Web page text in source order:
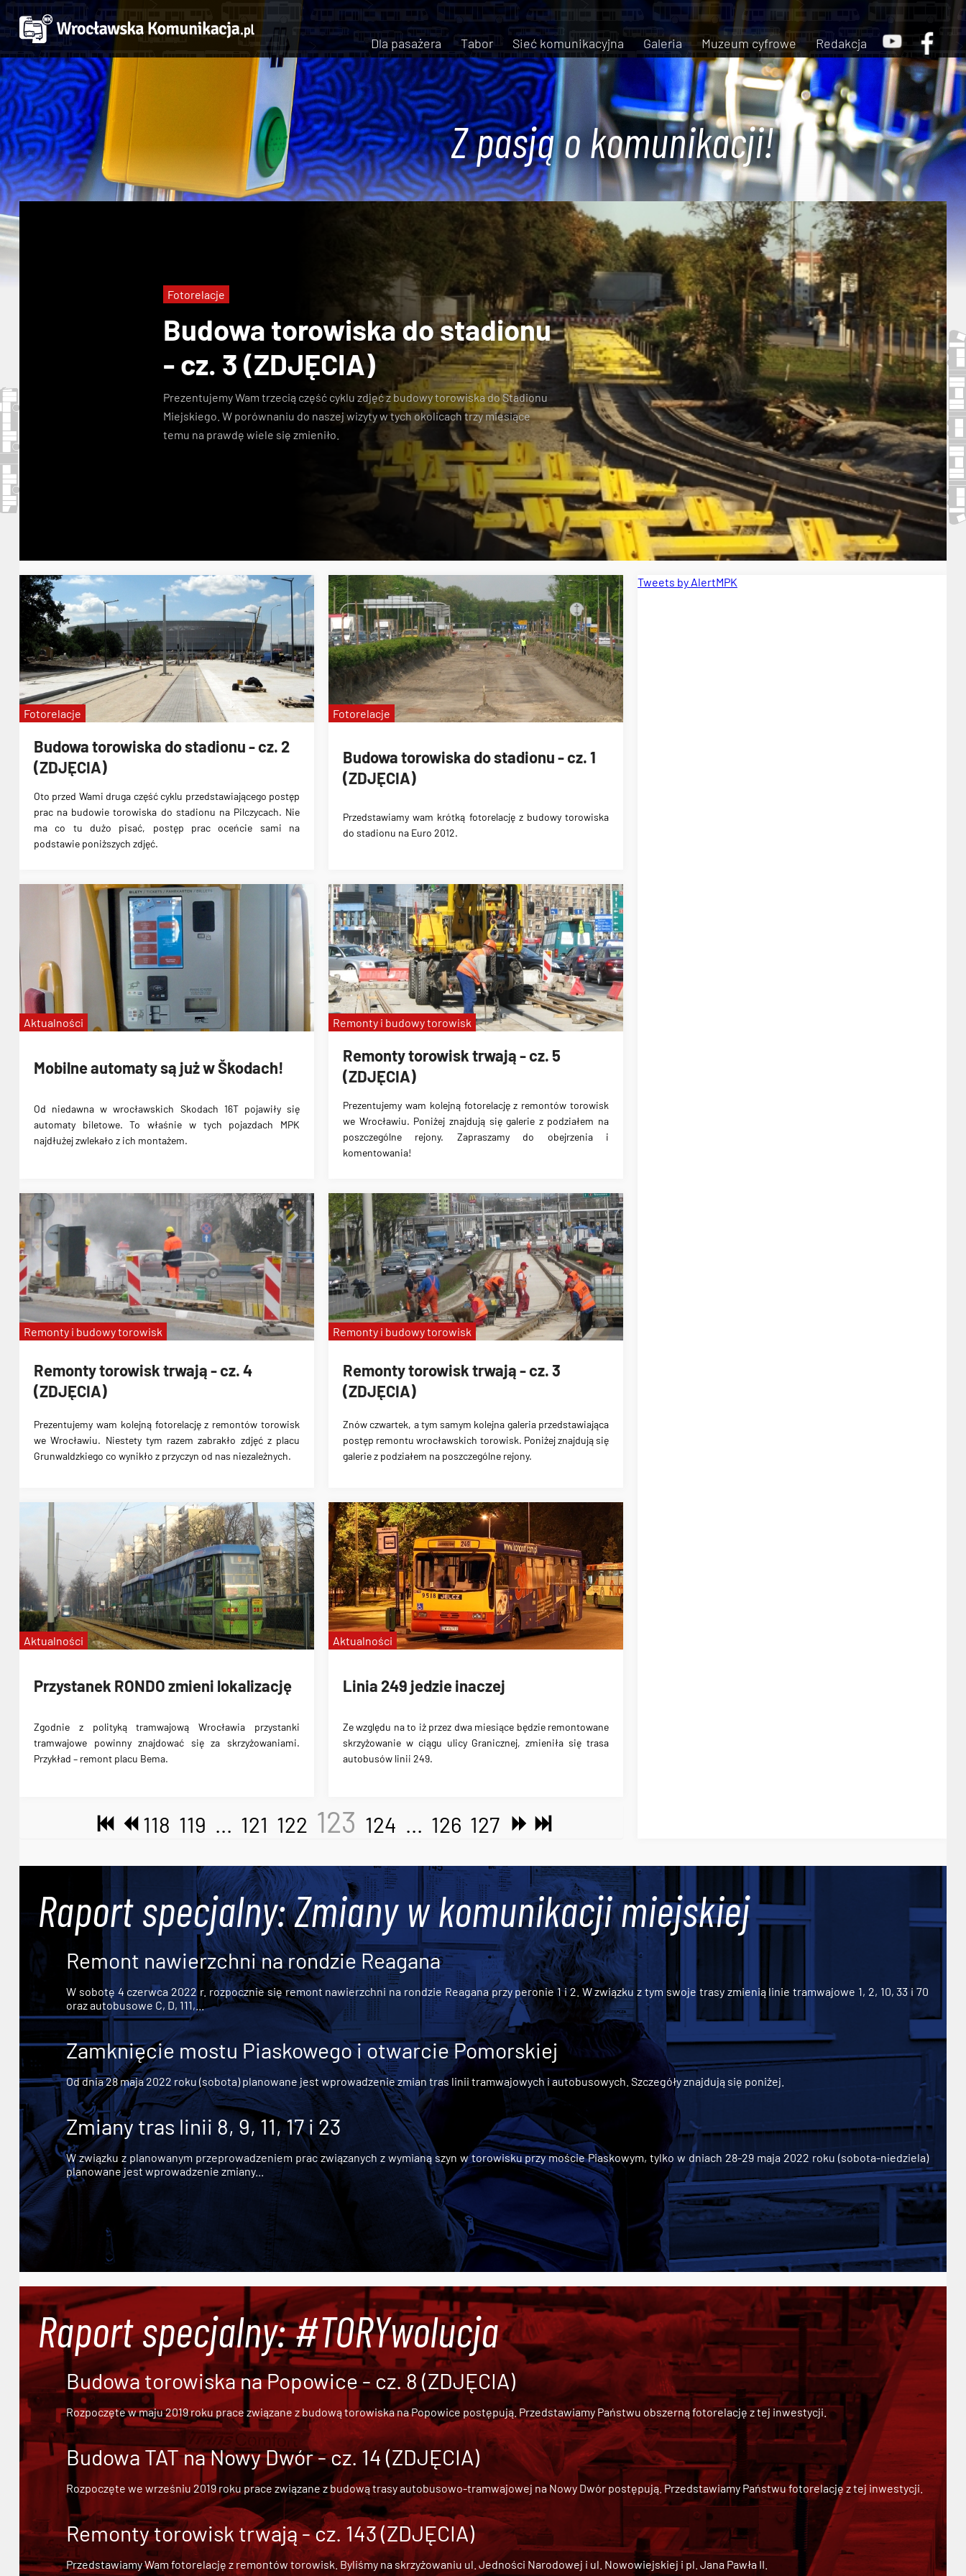
Dla pasażera Tabor Sieć komunikacyjna Galeria Muzeum cyfrowe Redakcja
Z pasją o komunikacji!
Budowa torowiska do stadionu
- cz. 3 (ZDJĘCIA)
Prezentujemy Wam trzecią część cyklu zdjęć z budowy torowiska do Stadionu
Miejskiego . W porównaniu do naszej wizyty w tych okolicach trzy miesiące
temu na prawdę wiele się zmieniło
Fotorelacje
Budowa torowiska do stadionu - cz. 2
(ZDJĘCIA)
Oto przed Wami druga część cyklu przedstawiającego postęp
prac na budowie torowiska do stadionu na Pilczycach. Nie
ma co tu dużo pisać, postęp prac oceńcie sami na
podstawie poniższych zdjęć.
Fotorelacje
Budowa torowiska do stadionu - cz. 1
(ZDJĘCIA)
Przedstawiamy wam krótką fotorelację z budowy torowiska
do stadionu na Euro 2012.
Fotorelacje
Mobilne automaty są już w Škodach!
Od niedawna w wrocławskich Skodach 16T pojawiły się
automaty biletowe. To właśnie w tych pojazdach MPK
najdłużej zwlekało z ich montażem.
Aktualności
Remonty torowisk trwają - cz. 5
(ZDJĘCIA)
Prezentujemy wam kolejną fotorelację z remontów torowisk
we Wrocławiu. Poniżej znajdują się galerie z podziałem na
poszczególne rejony. Zapraszamy do obejrzenia i
komentowania!
Remonty i budowy torowisk
Remonty torowisk trwają - cz. 4
(ZDJĘCIA)
Prezentujemy wam kolejną fotorelację z remontów torowisk
we Wrocławiu. Niestety tym razem zabrakło zdjęć z placu
Grunwaldzkiego co wynikło z przyczyn od nas niezależnych.
Remonty i budowy torowisk
Remonty torowisk trwają - cz. 3
(ZDJĘCIA)
Znów czwartek, a tym samym kolejna galeria przedstawiająca
postęp remontu wrocławskich torowisk. Poniżej znajdują się
galerie z podziałem na poszczególne rejony.
Remonty i budowy torowisk
Przystanek RONDO zmieni lokalizację
Zgodnie z polityką tramwajową Wrocławia przystanki
tramwajowe powinny znajdować się za skrzyżowaniami.
Przykład – remont placu Bema.
Aktualności
Linia 249 jedzie inaczej
Ze względu na to iż przez dwa miesiące będzie remontowane
skrzyżowanie w ciągu ulicy Granicznej, zmieniła się trasa
autobusów linii 249.
Aktualności
118 119 ... 121 122 123 124 ... 126 127
Tweets by AlertMPK
Raport specjalny: Zmiany w komunikacji miejskiej
Remont nawierzchni na rondzie Reagana
W sobotę 4 czerwca 2022 r. rozpocznie się remont nawierzchni na rondzie Reagana przy peronie 1 i 2. W związku z tym swoje trasy zmienią linie tramwajowe 1, 2, 10, 33 i 70
oraz autobusowe C, D, 111,...
Zamknięcie mostu Piaskowego i otwarcie Pomorskiej
Od dnia 28 maja 2022 roku (sobota) planowane jest wprowadzenie zmian tras linii tramwajowych i autobusowych. Szczegóły znajdują się poniżej.
Zmiany tras linii 8, 9, 11, 17 i 23
W związku z planowanym przeprowadzeniem prac związanych z wymianą szyn w torowisku przy moście Piaskowym, tylko w dniach 28-29 maja 2022 roku (sobota-niedziela)
planowane jest wprowadzenie zmiany...
Raport specjalny: #TORYwolucja
Budowa torowiska na Popowice - cz. 8 (ZDJĘCIA)
Rozpoczęte w maju 2019 roku prace związane z budową torowiska na Popowice postępują. Przedstawiamy Państwu obszerną fotorelację z tej inwestycji.
Budowa TAT na Nowy Dwór - cz. 14 (ZDJĘCIA)
Rozpoczęte we wrześniu 2019 roku prace związane zbudową trasy autobusowo-tramwajowej na Nowy Dwórpostępują. Przedstawiamy Państwu fotorelację z tej inwestycji.
Remonty torowisk trwają - cz. 143 (ZDJĘCIA)
Przedstawiamy Wam fotorelację z remontów torowisk. Byliśmy na skrzyżowaniu ul. Jedności Narodowej i ul. Nowowiejskiej i pl. Jana Pawła II.